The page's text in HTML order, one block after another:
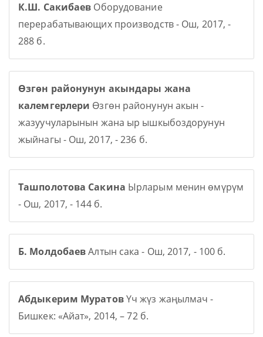
К.Ш. Сакибаев Оборудование
перерабатывающих производств - Ош, 2017, -
288 б.
Өзгөн районунун акындары жана
калемгерлери Өзгөн районунун акын -
жазуучуларынын жана ыр ышкыбоздорунун
жыйнагы - Ош, 2017, - 236 б.
Ташполотова Сакина Ырларым менин өмүрүм
- Ош, 2017, - 144 б.
Б. МолдобаевАлтын сака - Ош, 2017, - 100 б.
Абдыкерим МуратовҮч жүз жаңылмач -
Бишкек: «Айат», 2014, – 72 б.